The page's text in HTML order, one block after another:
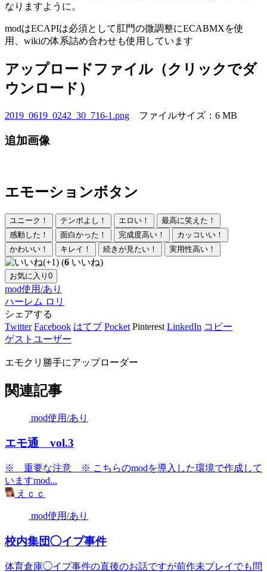
なりますように。
modはECAPIは必須として肛門の微調整にECABMXを使
用、wikiの体系詰め合わせも使用しています
アップロードファイル（クリックでダ
ウンロード）
2019_0619_0242_30_716-1.png ファイルサイズ：6 MB
追加画像
エモーションボタン
ユニーク！ テンポよし！ エロい！
最高に笑えた！
感動した！
面白かった！ 完成度高い！
カッコいい！
かわいい！
キレイ！ 続きが見たい！ 実用性高い！
(6 いいね)
お気に入り 0
mod使用/あり
ハーレム ロリ
シェアする
Twitter Facebook はてブ Pocket Pinterest LinkedIn コピー
ゲストユーザー
エモクリ勝手にアップローダー
関連記事
mod使用/あり
エモ通 vol.3
※ 重要な注意 ※ こちらのmodを導入した環境で作成して
いますmod...
えｃｃ
mod使用/あり
校内集団◯イプ事件
体育倉庫◯イプ事件の直後のお話ですが前作未プレイでも問